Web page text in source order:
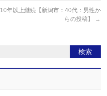
10年以上継続【新潟市：40代：男性か
らの投稿】
→